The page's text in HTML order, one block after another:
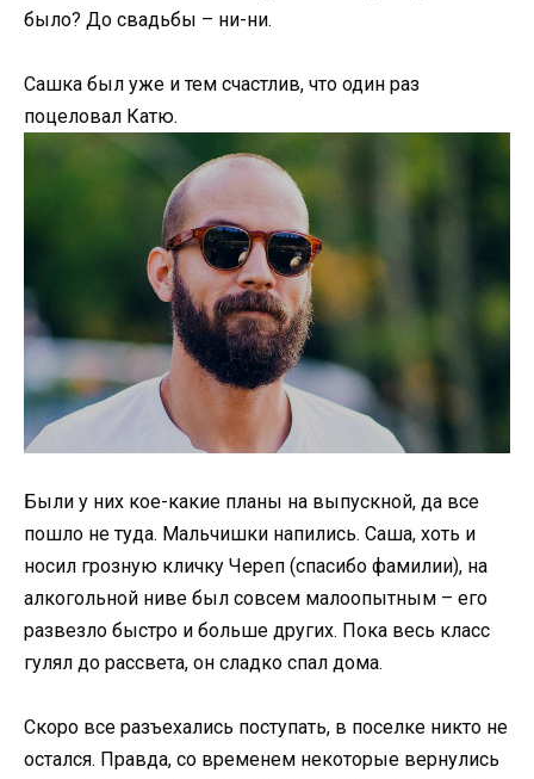
было? До свадьбы – ни-ни.
Сашка был уже и тем счастлив, что один раз
поцеловал Катю.
Были у них кое-какие планы на выпускной, да все
пошло не туда. Мальчишки напились. Саша, хоть и
носил грозную кличку Череп (спасибо фамилии), на
алкогольной ниве был совсем малоопытным – его
развезло быстро и больше других. Пока весь класс
гулял до рассвета, он сладко спал дома.
Скоро все разъехались поступать, в поселке никто не
остался. Правда, со временем некоторые вернулись